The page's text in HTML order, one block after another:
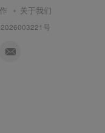
关于我们
号